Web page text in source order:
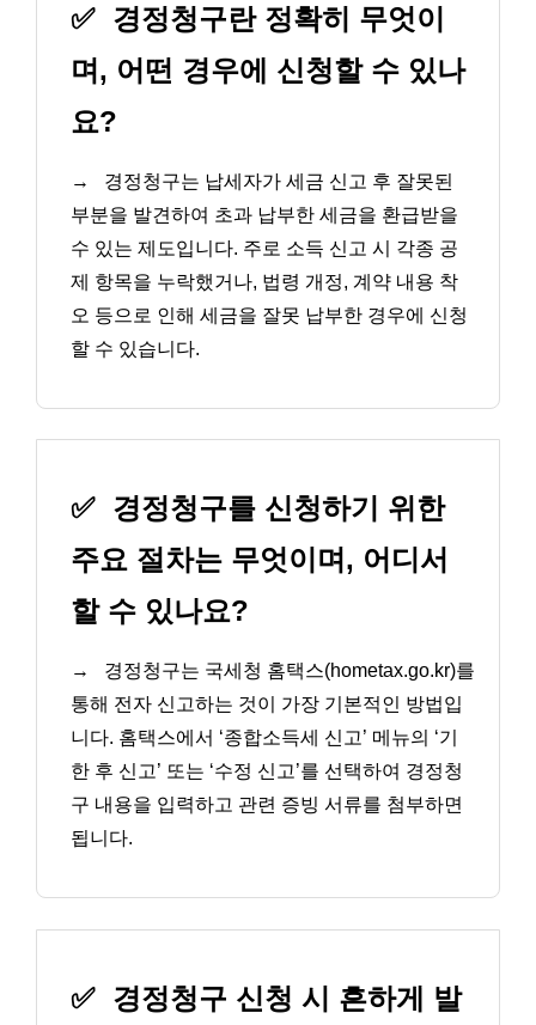
✅ 경정청구란 정확히 무엇이
며, 어떤 경우에 신청할 수 있나
요?
→
경정청구는 납세자가 세금 신고 후 잘못된
부분을 발견하여 초과 납부한 세금을 환급받을
수 있는 제도입니다. 주로 소득 신고 시 각종 공
제 항목을 누락했거나, 법령 개정, 계약 내용 착
오 등으로 인해 세금을 잘못 납부한 경우에 신청
할 수 있습니다.
✅ 경정청구를 신청하기 위한
주요 절차는 무엇이며, 어디서
할 수 있나요?
→
경정청구는 국세청 홈택스(hometax.go.kr)를
통해 전자 신고하는 것이 가장 기본적인 방법입
니다. 홈택스에서 ‘종합소득세 신고’ 메뉴의 ‘기
한 후 신고’ 또는 ‘수정 신고’를 선택하여 경정청
구 내용을 입력하고 관련 증빙 서류를 첨부하면
됩니다.
✅ 경정청구 신청 시 흔하게 발